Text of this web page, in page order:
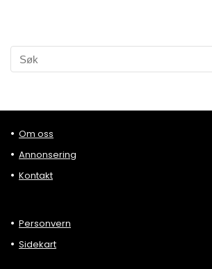
Om oss
Annonsering
Kontakt
Personvern
Sidekart